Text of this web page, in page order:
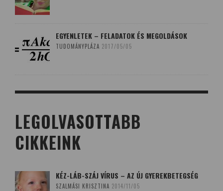
EGYENLETEK – FELADATOK ÉS MEGOLDÁSOK
TUDOMÁNYPLÁZA 2017/05/05
LEGOLVASOTTABB
CIKKEINK
KÉZ-LÁB-SZÁJ VÍRUS – AZ ÚJ GYEREKBETEGSÉG
SZALMÁSI KRISZTINA 2014/11/05